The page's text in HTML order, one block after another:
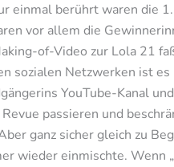
einmal berührt waren die
vor allem die
of-Video zur Lola 21
sozialen Netzwerken ist
YouTube-Kanal
passieren und
ganz sicher gleich zu
wieder einmischte. Wenn